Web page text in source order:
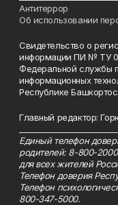
Антитеррор
Об использовании
Свидетельство о
информации ПИ № ТУ
Федеральной службы
информационных
Республике
Главный редактор:
Единый телефон
родителей: 8-800-
для всех жителей
Телефон доверия
Телефон
800-347-5000.